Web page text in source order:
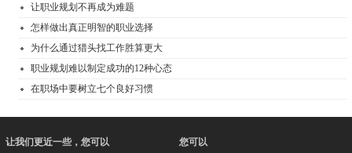
让职业规划不再成为难题
怎样做出真正明智的职业选择
为什么通过猎头找工作胜算更大
职业规划难以制定成功的12种心态
在职场中要树立七个良好习惯
让我们更近一些，您可以
您可以